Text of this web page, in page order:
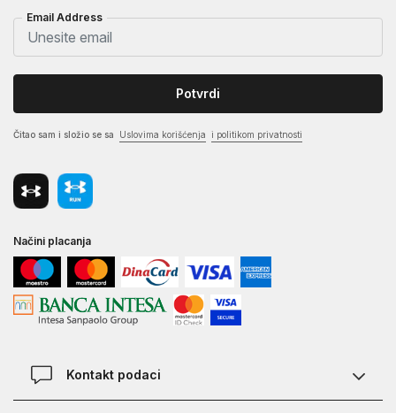
Email Address
Potvrdi
Čitao sam i složio se sa Uslovima korišćenja i politikom privatnosti
Načini placanja
Kontakt podaci